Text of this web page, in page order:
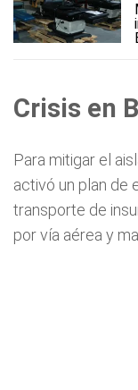
Crisis en
Para mitigar el
activó un plan de
transporte de
por vía aérea y